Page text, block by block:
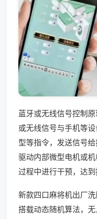
蓝牙或无线信号控制
或无线信号与手机等
型等指令，发送信号
驱动内部微型电机或
过程中进行干预，达到
新款四口麻将机出厂
搭载动态随机算法，